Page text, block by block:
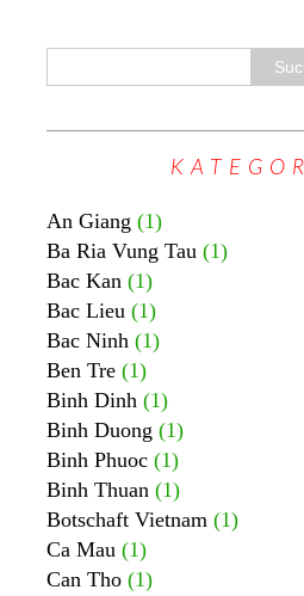
An Giang (1)
Ba Ria Vung Tau (1)
Bac Kan (1)
Bac Lieu (1)
Bac Ninh (1)
Ben Tre (1)
Binh Dinh (1)
Binh Duong (1)
Binh Phuoc (1)
Binh Thuan (1)
Botschaft Vietnam (1)
Ca Mau (1)
Can Tho (1)